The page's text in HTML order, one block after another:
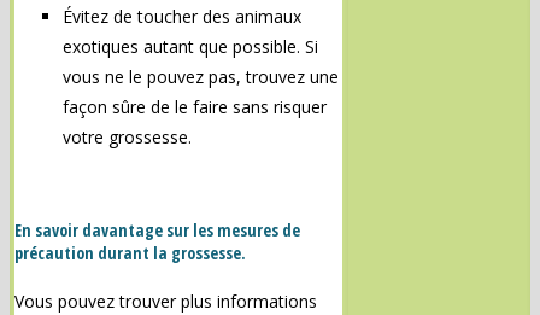
Évitez de toucher des animaux
exotiques autant que possible. Si
vous ne le pouvez pas, trouvez une
façon sûre de le faire sans risquer
votre grossesse.
En savoir davantage sur les mesures de
précaution durant la grossesse.
Vous pouvez trouver plus informations